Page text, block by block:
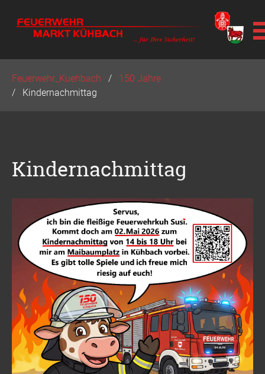
überspringen
Feuerwehr_Kuehbach
150 Jahre
Kindernachmittag
Kindernachmittag